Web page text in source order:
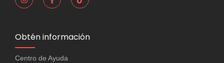
Obtén información
Centro de Ayuda